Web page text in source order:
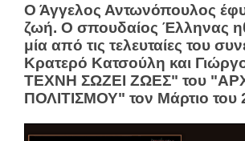
Ο Άγγελος Αντωνόπουλος
ζωή. Ο σπουδαίος Έλληνας
μία από τις τελευταίες του
Κρατερό Κατσούλη και
ΤΕΧΝΗ ΣΩΖΕΙ ΖΩΕΣ" του
ΠΟΛΙΤΙΣΜΟΥ" τον Μάρτιο του